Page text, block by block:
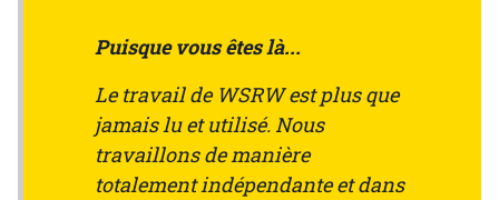
Puisque vous êtes là...
Le travail de WSRW est plus que
jamais lu et utilisé. Nous
travaillons de manière
totalement indépendante et dans